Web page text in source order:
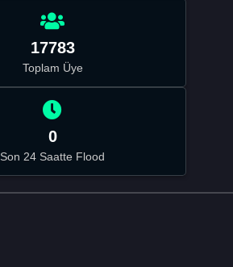
17783
Toplam Üye
0
Son 24 Saatte Flood